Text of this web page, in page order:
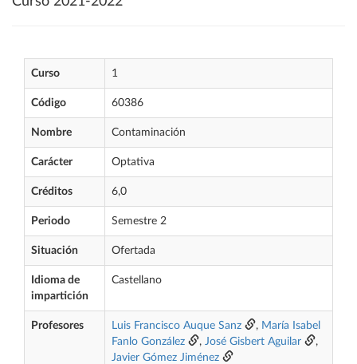
Curso 1
Código 60386
Nombre Contaminación
Carácter Optativa
Créditos 6,0
Periodo Semestre 2
Situación Ofertada
Idioma de
impartición
Castellano
Profesores Luis Francisco Auque Sanz , María Isabel
Fanlo González
, José Gisbert Aguilar
,
Javier Gómez Jiménez